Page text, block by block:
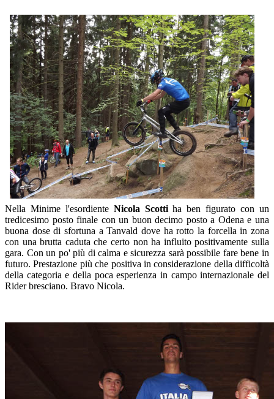
Nella Minime l'esordiente Nicola Scottiha ben figurato con un
tredicesimo posto finale con un buon decimo posto a Odena e una
buona dose di sfortuna a Tanvald dove ha rotto la forcella in zona
con una brutta caduta che certo non ha influito positivamente sulla
gara. Con un po' più di calma e sicurezza sarà possibile fare bene in
futuro. Prestazione più che positiva in considerazione della difficoltà
della categoria e della poca esperienza in campo internazionale del
Rider bresciano. Bravo Nicola.